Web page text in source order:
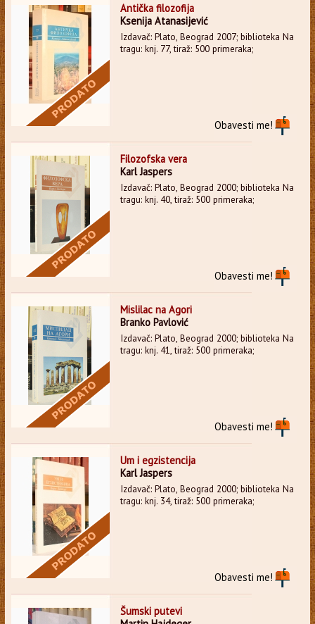
Antička filozofija
Ksenija Atanasijević
Izdavač: Plato, Beograd 2007; biblioteka Na
tragu: knj. 77, tiraž: 500 primeraka;
Obavesti me!
Filozofska vera
Karl Jaspers
Izdavač: Plato, Beograd 2000; biblioteka Na
tragu: knj. 40, tiraž: 500 primeraka;
Obavesti me!
Mislilac na Agori
Branko Pavlović
Izdavač: Plato, Beograd 2000; biblioteka Na
tragu: knj. 41, tiraž: 500 primeraka;
Obavesti me!
Um i egzistencija
Karl Jaspers
Izdavač: Plato, Beograd 2000; biblioteka Na
tragu: knj. 34, tiraž: 500 primeraka;
Obavesti me!
Šumski putevi